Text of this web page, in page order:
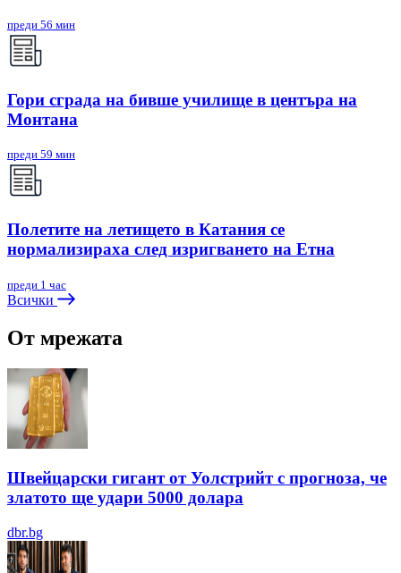
преди 56 мин
Гори сграда на бивше училище в центъра на
Монтана
преди 59 мин
Полетите на летището в Катания се
нормализираха след изригването на Етна
преди 1 час
Всички
От мрежата
Швейцарски гигант от Уолстрийт с прогноза, че
златото ще удари 5000 долара
dbr.bg